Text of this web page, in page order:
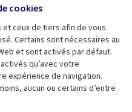
Support
cookies
ceux de tiers afin de vous
Certains sont nécessaires au
et sont activés par défaut.
qu’avec votre
expérience de navigation.
aucun ou certains d’entre